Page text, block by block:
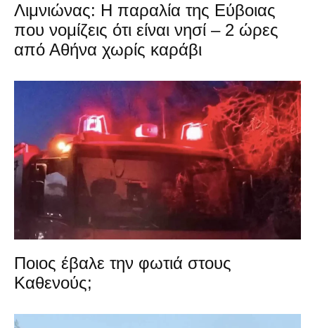
Λιμνιώνας: Η παραλία της Εύβοιας
που νομίζεις ότι είναι νησί – 2 ώρες
από Αθήνα χωρίς καράβι
Ποιος έβαλε την φωτιά στους
Καθενούς;